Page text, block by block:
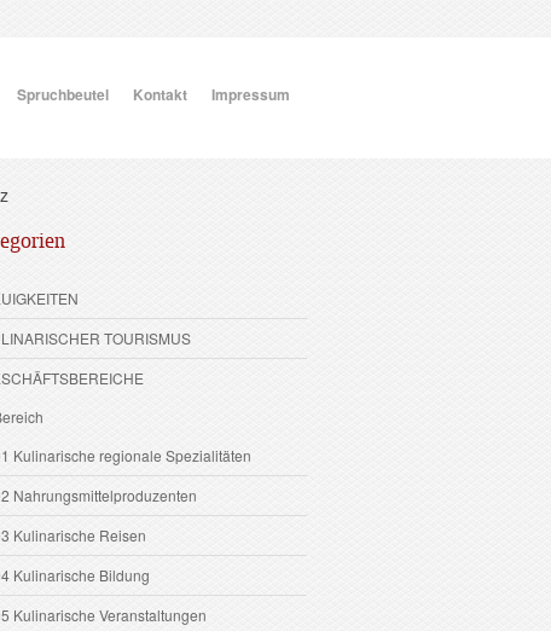
Spruchbeutel Kontakt Impressum
TOURISMUS
Kulinarische regionale Spezialitäten
Nahrungsmittelproduzenten
Kulinarische Reisen
Kulinarische Bildung
Kulinarische Veranstaltungen